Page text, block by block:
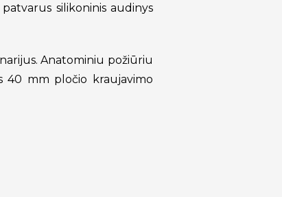
silikoninis audinys
Anatominiu požiūriu
40 mm pločio kraujavimo